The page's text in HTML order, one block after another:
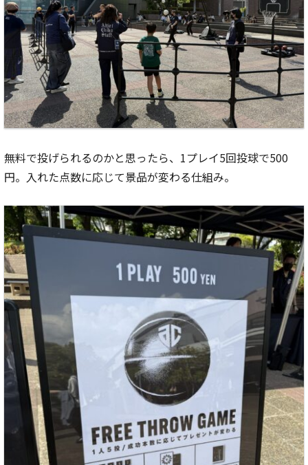
無料で投げられるのかと思ったら、1プレイ5回投球で500
円。入れた点数に応じて景品が変わる仕組み。